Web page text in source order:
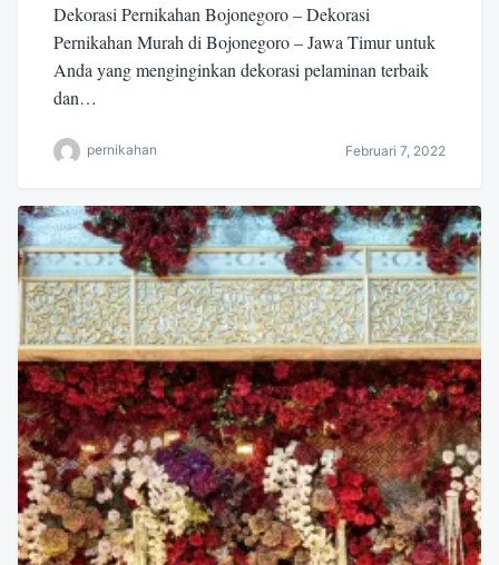
Dekorasi Pernikahan Bojonegoro – Dekorasi
Pernikahan Murah di Bojonegoro – Jawa Timur untuk
Anda yang menginginkan dekorasi pelaminan terbaik
dan…
pernikahan Februari 7, 2022